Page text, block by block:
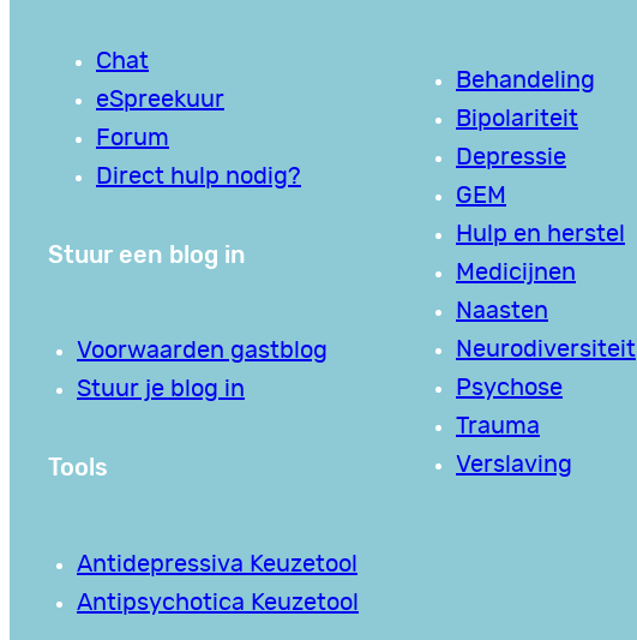
Chat
eSpreekuur
Forum
Direct hulp nodig?
Stuur een blog in
Voorwaarden gastblog
Stuur je blog in
Tools
Antidepressiva Keuzetool
Antipsychotica Keuzetool
Behandeling
Bipolariteit
Depressie
GEM
Hulp en herstel
Medicijnen
Naasten
Neurodiversiteit
Psychose
Trauma
Verslaving